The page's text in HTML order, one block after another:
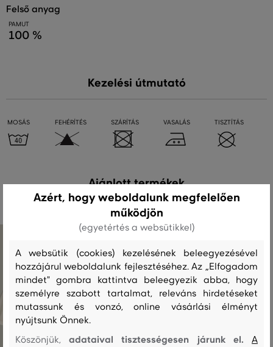
felső anyag
PAMUT
100 %
Kezelési útmutató
MOSÁS FEHÉRÍTÉS SZÁRÍTÁS VASALÁS TISZTÍTÁS
Ajánlott termékek
Azért, hogy weboldalunk megfelelően
működjön
(egyetértés a websütikkel)
A websütik (cookies) kezelésének beleegyezésével
hozzájárul weboldalunk fejlesztéséhez. Az „Elfogadom
mindet" gombra kattintva beleegyezik abba, hogy
személyre szabott tartalmat, releváns hirdetéseket
mutassunk és vonzó, online vásárlási élményt
nyújtsunk Önnek.
Köszönjük,adataival tisztességesen járunk el.A